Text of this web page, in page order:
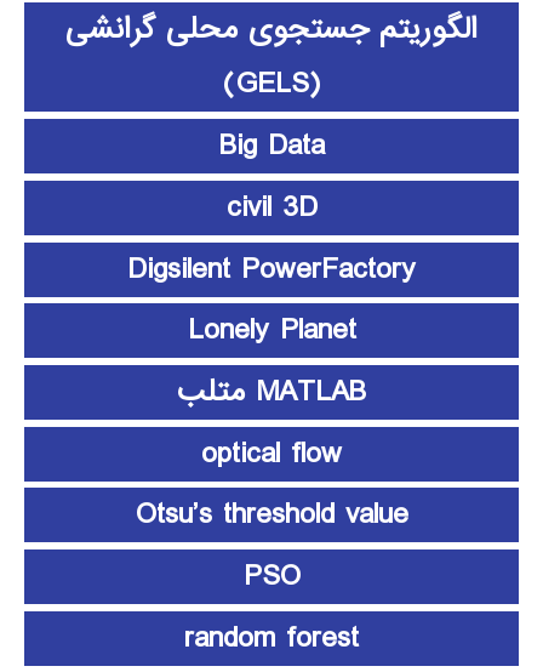
الگوریتم جستجوی محلی گرانشی
(GELS)
Big Data
civil 3D
Digsilent PowerFactory
Lonely Planet
MATLAB متلب
optical flow
Otsu’s threshold value
PSO
random forest